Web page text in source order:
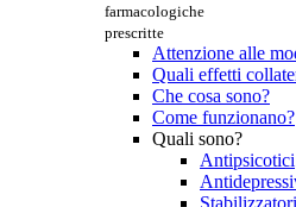
farmacologiche
prescritte
Attenzione alle
Quali effetti
Che cosa sono?
Come funzionano?
Quali sono?
Antipsicotici